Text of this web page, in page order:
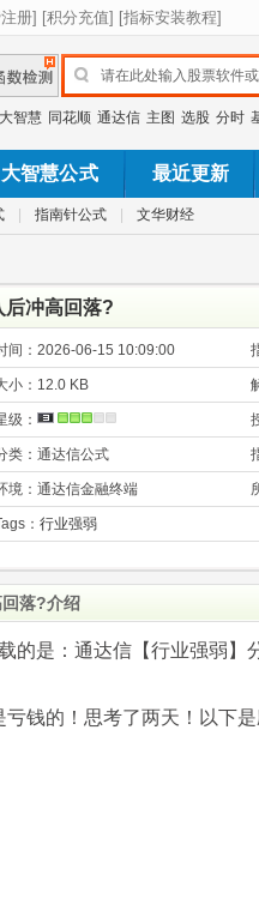
大智慧 同花顺 通达信 主图 选股 分时
大智慧公式 最近更新
指南针公式 文华财经
后冲高回落?
间： 2026-06-15 10:09:00
小： 12.0 KB
级：
类： 通达信公式
境： 通达信金融终端
： 行业强弱
落?介绍
的是：通达信【行业强弱】
钱的！思考了两天！以下是